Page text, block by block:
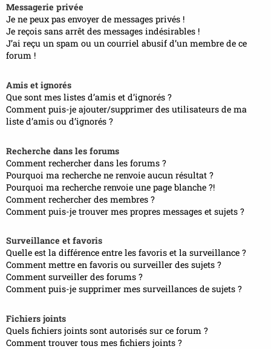
Messagerie privée
Je ne peux pas envoyer de messages privés !
Je reçois sans arrêt des messages indésirables !
J’ai reçu un spam ou un courriel abusif d’un membre de ce
forum !
Amis et ignorés
Que sont mes listes d’amis et d’ignorés ?
Comment puis-je ajouter/supprimer des utilisateurs de ma
liste d’amis ou d’ignorés ?
Recherche dans les forums
Comment rechercher dans les forums ?
Pourquoi ma recherche ne renvoie aucun résultat ?
Pourquoi ma recherche renvoie une page blanche ?!
Comment rechercher des membres ?
Comment puis-je trouver mes propres messages et sujets ?
Surveillance et favoris
Quelle est la différence entre les favoris et la surveillance ?
Comment mettre en favoris ou surveiller des sujets ?
Comment surveiller des forums ?
Comment puis-je supprimer mes surveillances de sujets ?
Fichiers joints
Quels fichiers joints sont autorisés sur ce forum ?
Comment trouver tous mes fichiers joints ?